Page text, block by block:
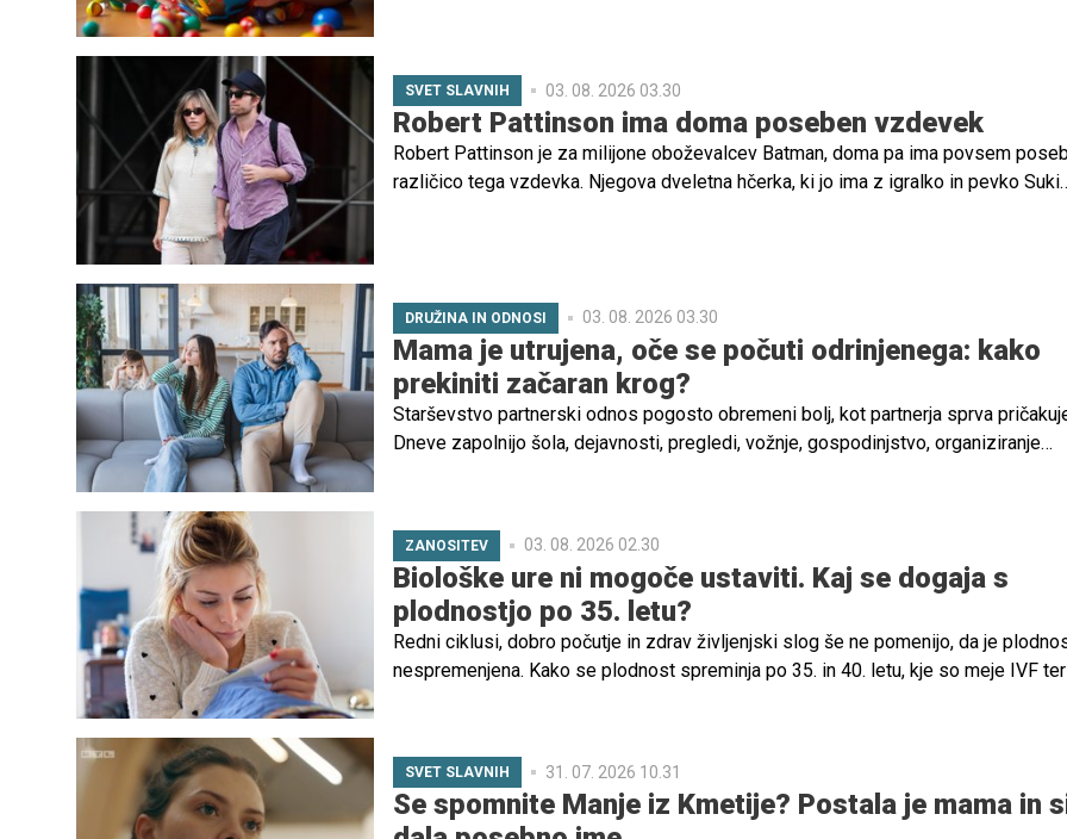
prepoznamo.
SVET SLAVNIH 03. 08. 2026 03.30
Robert Pattinson ima doma poseben vzdevek
Robert Pattinson je za milijone oboževalcev Batman, doma pa ima povsem
različico tega vzdevka. Njegova dveletna hčerka, ki jo ima z igralko in pevko Suki
DRUŽINA IN ODNOSI 03. 08. 2026 03.30
Mama je utrujena, oče se počuti odrinjenega: kako
prekiniti začaran krog?
Starševstvo partnerski odnos pogosto obremeni bolj, kot partnerja sprva
Dneve zapolnijo šola, dejavnosti, pregledi, vožnje, gospodinjstvo, organiziranje
ZANOSITEV 03. 08. 2026 02.30
Biološke ure ni mogoče ustaviti. Kaj se dogaja s
plodnostjo po 35. letu?
Redni ciklusi, dobro počutje in zdrav življenjski slog še ne pomenijo, da je
nespremenjena. Kako se plodnost spreminja po 35. in 40. letu, kje so meje IVF ter
SVET SLAVNIH 31. 07. 2026 10.31
Se spomnite Manje iz Kmetije? Postala je mama in